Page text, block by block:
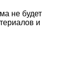
не будет
и